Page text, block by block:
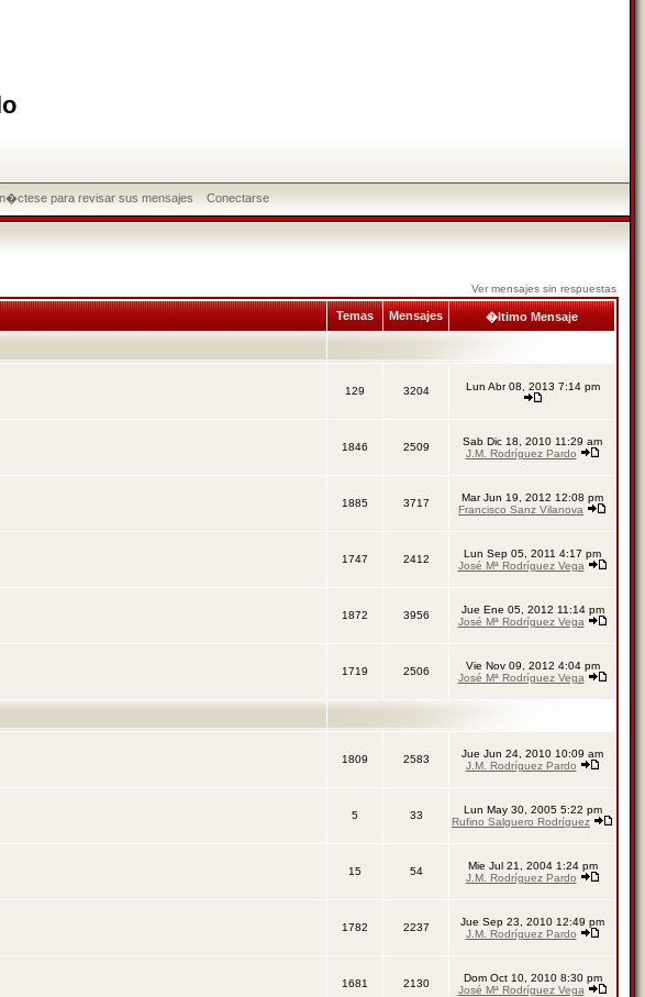
para revisar sus mensajes Conectarse
Ver mensajes sin respuestas
Temas Mensajes �ltimo Mensaje
129 3204 Lun Abr 08, 2013 7:14 pm
1846 2509
Sab Dic 18, 2010 11:29 am
J.M. Rodríguez Pardo
1885 3717
Mar Jun 19, 2012 12:08 pm
Francisco Sanz Vilanova
1747 2412
Lun Sep 05, 2011 4:17 pm
José Mª Rodríguez Vega
1872 3956
Jue Ene 05, 2012 11:14 pm
José Mª Rodríguez Vega
1719 2506
Vie Nov 09, 2012 4:04 pm
José Mª Rodríguez Vega
1809 2583
Jue Jun 24, 2010 10:09 am
J.M. Rodríguez Pardo
5 33
Lun May 30, 2005 5:22 pm
Rufino Salguero Rodríguez
15 54
Mie Jul 21, 2004 1:24 pm
J.M. Rodríguez Pardo
1782 2237
Jue Sep 23, 2010 12:49 pm
J.M. Rodríguez Pardo
1681 2130
Dom Oct 10, 2010 8:30 pm
José Mª Rodríguez Vega